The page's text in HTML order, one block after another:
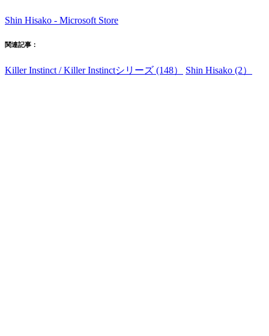
Shin Hisako - Microsoft Store
関連記事：
Killer Instinct / Killer Instinctシリーズ (148） Shin Hisako (2）